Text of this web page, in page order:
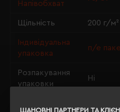
ШАНОВНІ ПАРТНЕРИ ТА
Напівобхват
Щільність 200 г/м²
Індивідуальна
упаковка
п/е
Розпакування
упаковки
Ні
Сертифікація